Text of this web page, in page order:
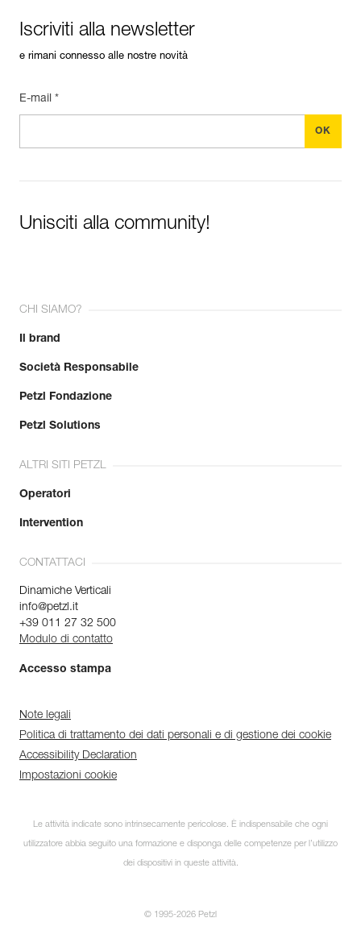
Iscriviti alla newsletter
e rimani connesso alle nostre novità
E-mail *
Unisciti alla community!
CHI SIAMO?
Il brand
Società Responsabile
Petzl Fondazione
Petzl Solutions
ALTRI SITI PETZL
Operatori
Intervention
CONTATTACI
Dinamiche Verticali
info@petzl.it
+39 011 27 32 500
Modulo di contatto
Accesso stampa
Note legali
Politica di trattamento dei dati personali e di gestione dei cookie
Accessibility Declaration
Impostazioni cookie
Le attività indicate sono intrinsecamente pericolose. È indispensabile che ogni
utilizzatore abbia seguito una formazione e disponga delle competenze per l’utilizzo
dei dispositivi in queste attività.
© 1995-2026 Petzl